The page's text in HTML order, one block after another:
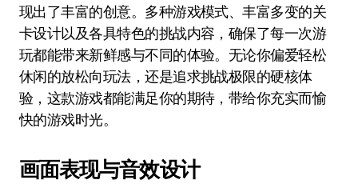
现出了丰富的创意。多种游戏模式、丰富多变的关
卡设计以及各具特色的挑战内容，确保了每一次游
玩都能带来新鲜感与不同的体验。无论你偏爱轻松
休闲的放松向玩法，还是追求挑战极限的硬核体
验，这款游戏都能满足你的期待，带给你充实而愉
快的游戏时光。
画面表现与音效设计